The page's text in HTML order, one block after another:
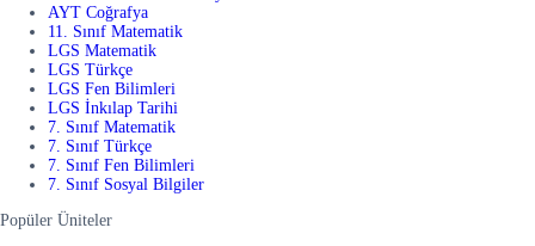
AYT Coğrafya
11. Sınıf Matematik
LGS Matematik
LGS Türkçe
LGS Fen Bilimleri
LGS İnkılap Tarihi
7. Sınıf Matematik
7. Sınıf Türkçe
7. Sınıf Fen Bilimleri
7. Sınıf Sosyal Bilgiler
Popüler Üniteler